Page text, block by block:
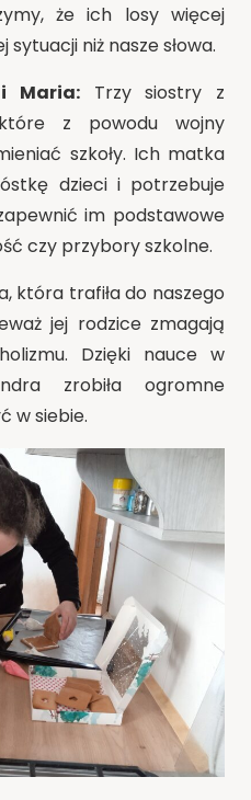
że ich losy więcej
niż nasze słowa.
Maria: Trzy siostry z
z powodu wojny
szkoły. Ich matka
dzieci i potrzebuje
im podstawowe
czy przybory szkolne.
która trafiła do naszego
jej rodzice zmagają
Dzięki nauce w
zrobiła ogromne
w siebie.